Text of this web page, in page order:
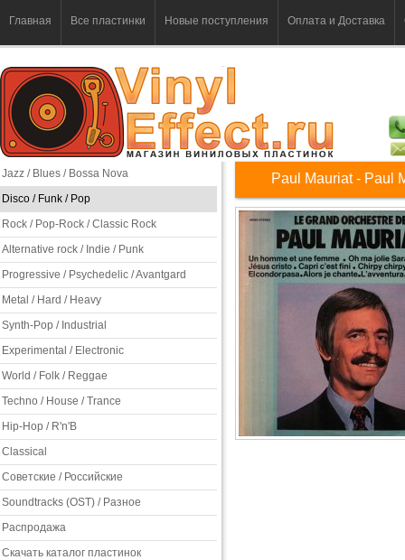
Главная Все пластинки Новые поступления Оплата и Доставка
Jazz / Blues / Bossa Nova
Disco / Funk / Pop
Rock / Pop-Rock / Classic Rock
Alternative rock / Indie / Punk
Progressive / Psychedelic / Avantgard
Metal / Hard / Heavy
Synth-Pop / Industrial
Experimental / Electronic
World / Folk / Reggae
Techno / House / Trance
Hip-Hop / R'n'B
Classical
Советские / Российские
Soundtracks (OST) / Разное
Распродажа
Скачать каталог пластинок
Paul Mauriat - Paul